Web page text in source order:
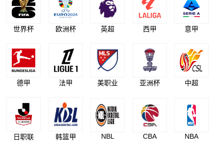
世界杯 欧洲杯 英超 西甲 意甲
德甲 法甲 美职业 亚洲杯 中超
日职联 韩篮甲 NBL CBA NBA